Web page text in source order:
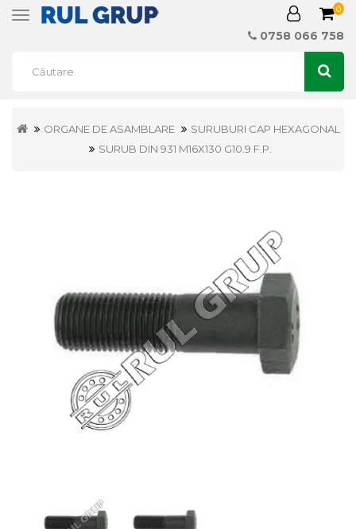
Toggle
0
0758 066 758
ORGANE DE ASAMBLARE
SURUBURI CAP HEXAGONAL
SURUB DIN 931 M16X130 G10.9 F.P.